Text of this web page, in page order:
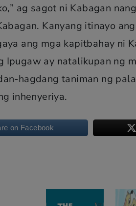
ag sagot ni Kabagan
Kanyang itinayo
ang mga kapitbahay ni
Ipugaw ay natalikupan ng
hagdang taniman ng
inhenyeriya.
on Facebook